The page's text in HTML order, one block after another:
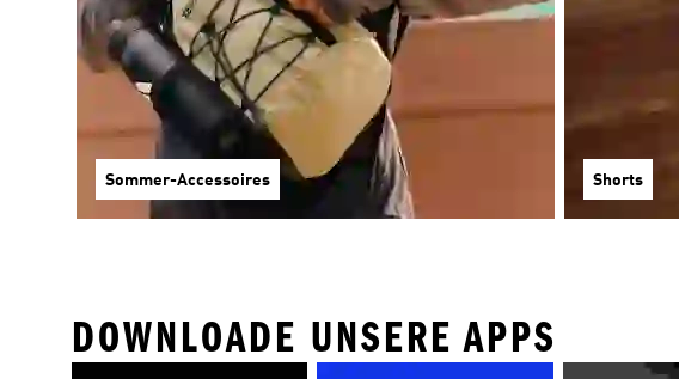
Sommer-Accessoires Shorts
DOWNLOADE UNSERE APPS